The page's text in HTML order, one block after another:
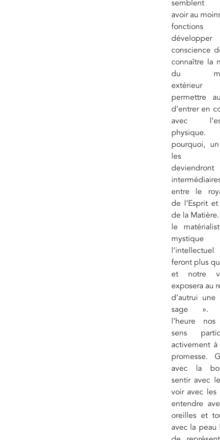
semblent
avoir au
conscience
connaître la
du
permettre
d’entrer en
avec
physique.
pourquoi,
les
entre le
de l’Esprit
de la
le
feront plus
et notre
exposera au
d’autrui
sage ».
l’heure
sens
activement
promesse.
avec la
sentir avec
voir avec les
entendre
oreilles et
avec la peau